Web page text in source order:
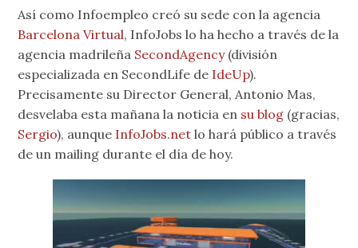
Así como Infoempleo creó su sede con la agencia
Barcelona Virtual, InfoJobs lo ha hecho a través de la
agencia madrileña SecondAgency(división
especializada en SecondLife de IdeUp).
Precisamente su Director General, Antonio Mas,
desvelaba esta mañana la noticia en su blog (gracias,
Sergio), aunque InfoJobs.net lo hará público a través
de un mailing durante el día de hoy.